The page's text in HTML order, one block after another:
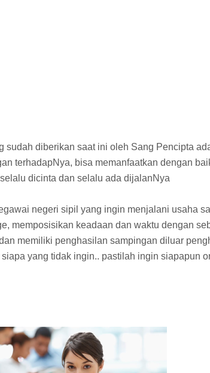
sudah diberikan saat ini oleh Sang Pencipta
terhadapNya, bisa memanfaatkan dengan
dicinta dan selalu ada dijalanNya
negeri sipil yang ingin menjalani usaha
memposisikan keadaan dan waktu dengan
memiliki penghasilan sampingan diluar
yang tidak ingin.. pastilah ingin siapapun